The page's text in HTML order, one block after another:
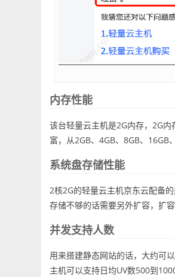
内存性能
该台轻量云主机是2G内存，2G
富，从2GB、4GB、8GB、16GB
系统盘存储性能
2核2G的轻量云主机京东云配备
存储不够的话需要另外扩容，扩
并发支持人数
用来搭建静态网站的话，大约可
主机可以支持日均UV数500到